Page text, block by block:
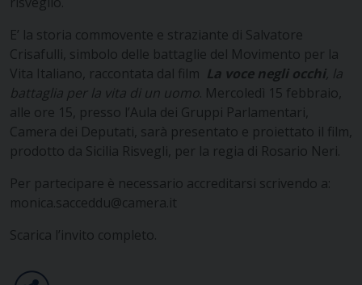
E’ la storia commovente e straziante di Salvatore
Crisafulli, simbolo delle battaglie del Movimento per la
Vita Italiano, raccontata dal film La voce negli occhi, la
battaglia per la vita di un uomo. Mercoledì 15 febbraio,
alle ore 15, presso l’Aula dei Gruppi Parlamentari,
Camera dei Deputati, sarà presentato e proiettato il film,
prodotto da Sicilia Risvegli, per la regia di Rosario Neri.
Per partecipare è necessario accreditarsi scrivendo a:
monica.sacceddu@camera.it
Scarica l’invito completo.